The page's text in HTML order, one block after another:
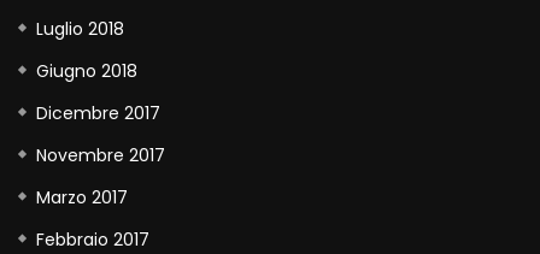
Luglio 2018
Giugno 2018
Dicembre 2017
Novembre 2017
Marzo 2017
Febbraio 2017